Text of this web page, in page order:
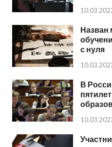
Назван
с нуля
В